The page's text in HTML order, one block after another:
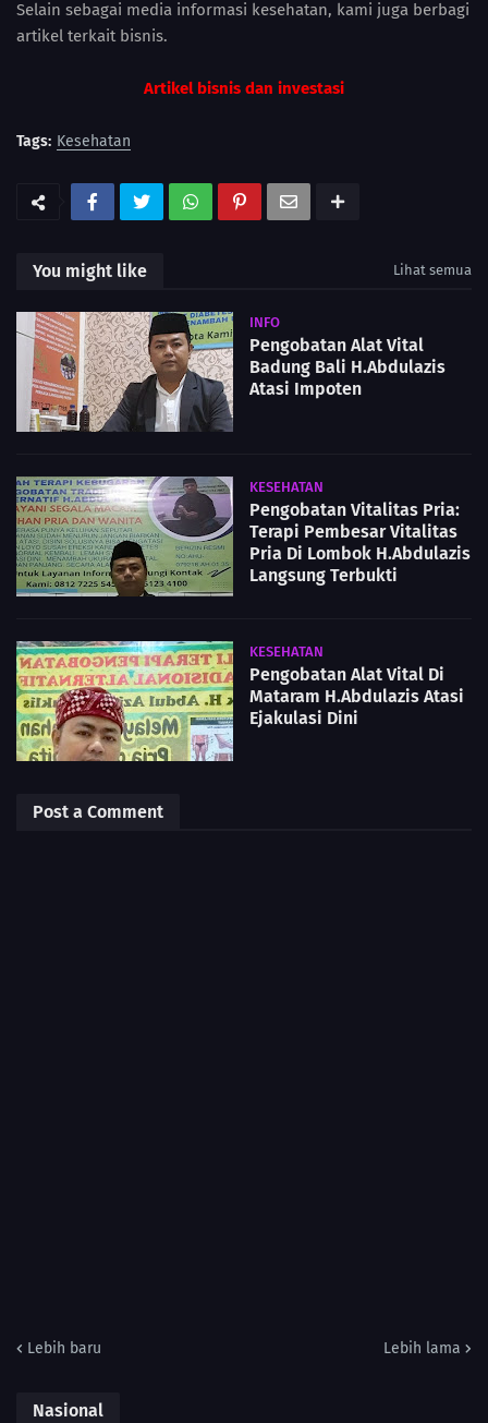
Selain sebagai media informasi kesehatan, kami juga berbagi
artikel terkait bisnis.
Artikel bisnis dan investasi
Tags: Kesehatan
You might like Lihat semua
INFO
Pengobatan Alat Vital
Badung Bali H.Abdulazis
Atasi Impoten
KESEHATAN
Pengobatan Vitalitas Pria:
Terapi Pembesar Vitalitas
Pria Di Lombok H.Abdulazis
Langsung Terbukti
KESEHATAN
Pengobatan Alat Vital Di
Mataram H.Abdulazis Atasi
Ejakulasi Dini
Post a Comment
Lebih baru Lebih lama
Nasional